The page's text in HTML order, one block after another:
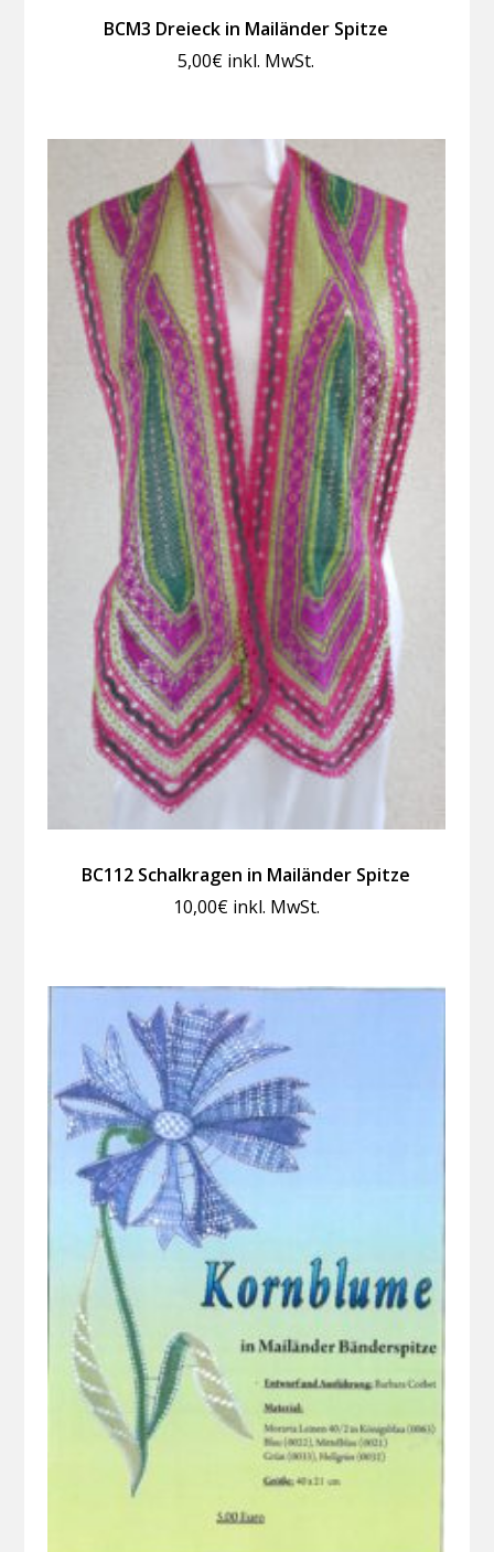
BCM3 Dreieck in Mailänder Spitze
5,00€ inkl. MwSt.
BC112 Schalkragen in Mailänder Spitze
10,00€ inkl. MwSt.